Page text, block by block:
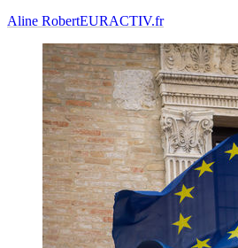
Aline RobertEURACTIV.fr